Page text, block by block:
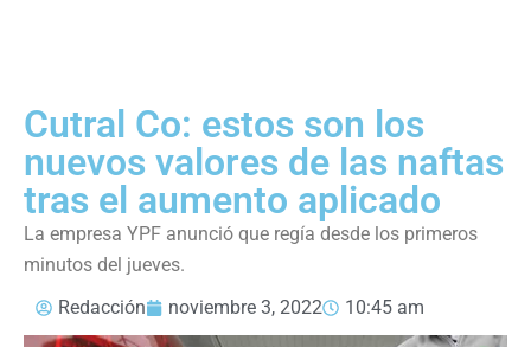
Cutral Co: estos son los
nuevos valores de las naftas
tras el aumento aplicado
La empresa YPF anunció que regía desde los primeros
minutos del jueves.
Redacción
noviembre 3, 2022 10:45 am